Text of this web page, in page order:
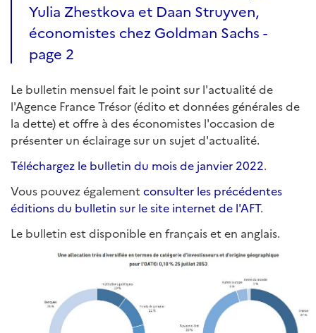
Yulia Zhestkova et Daan Struyven,
économistes chez Goldman Sachs -
page 2
Le bulletin mensuel fait le point sur l'actualité de
l'Agence France Trésor (édito et données générales de
la dette) et offre à des économistes l'occasion de
présenter un éclairage sur un sujet d'actualité.
Téléchargez le bulletin du mois de janvier 2022.
Vous pouvez également consulter les précédentes
éditions du bulletin sur le site internet de l'AFT.
Le bulletin est disponible en français et en anglais.